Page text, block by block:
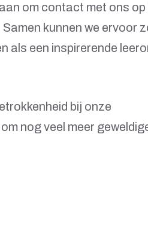
om contact met ons op
kunnen we ervoor
als een inspirerende
bij onze
nog veel meer